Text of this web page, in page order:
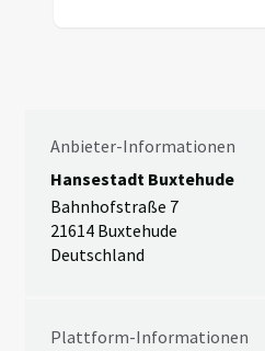
Anbieter-Informationen
Hansestadt Buxtehude
Bahnhofstraße 7
21614 Buxtehude
Deutschland
Plattform-Informationen